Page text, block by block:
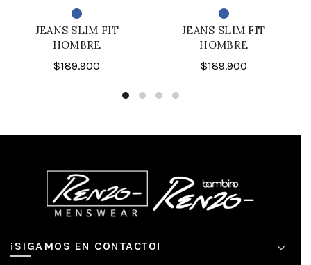
JEANS SLIM FIT
HOMBRE
$189.900
JEANS SLIM FIT
HOMBRE
$189.900
¡SIGAMOS EN CONTACTO!